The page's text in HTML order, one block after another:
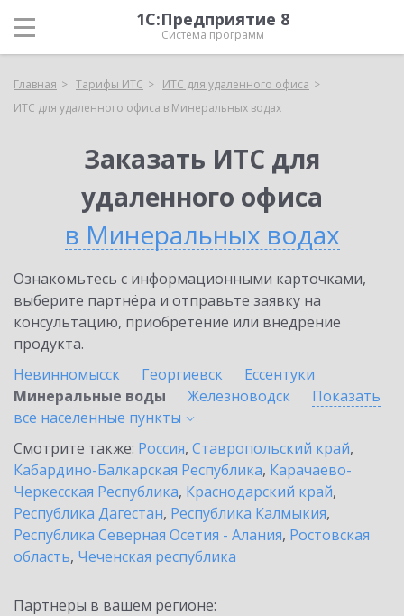
1С:Предприятие 8
Система программ
Главная Тарифы ИТС
ИТС для удаленного офиса
ИТС для удаленного офиса в Минеральных водах
Заказать ИТС для
удаленного офиса
в Минеральных водах
Ознакомьтесь с информационными карточками,
выберите партнёра и отправьте заявку на
консультацию, приобретение или внедрение
продукта.
Невинномысск
Георгиевск
Ессентуки
Минеральные воды
Железноводск
Показать
все населенные пункты
Смотрите также: Россия, Ставропольский край,
Кабардино-Балкарская Республика, Карачаево-
Черкесская Республика, Краснодарский край,
Республика Дагестан, Республика Калмыкия,
Республика Северная Осетия - Алания, Ростовская
область, Чеченская республика
Партнеры в вашем регионе: